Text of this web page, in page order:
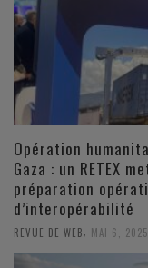
Opération
Gaza : un RETEX
préparation
d’interopérabilité
REVUE DE WEB, MAI 6, 2025